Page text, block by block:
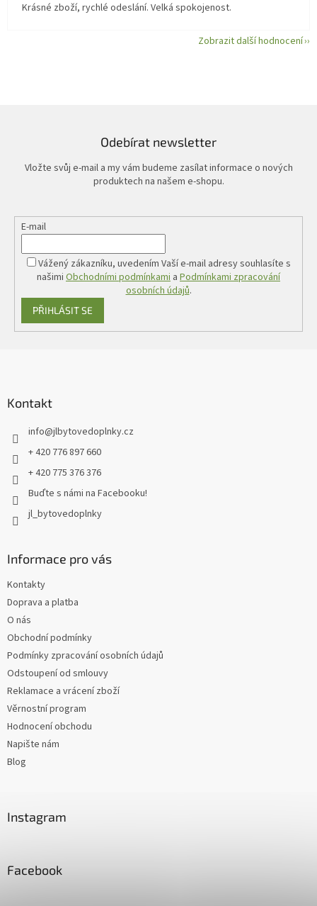
Krásné zboží, rychlé odeslání. Velká spokojenost.
Zobrazit další hodnocení
Odebírat newsletter
Vložte svůj e-mail a my vám budeme zasílat informace o nových
produktech na našem e-shopu.
E-mail
Vážený zákazníku, uvedením Vaší e-mail adresy souhlasíte s
našimi Obchodními podmínkami a Podmínkami zpracování
osobních údajů.
PŘIHLÁSIT SE
Kontakt
info@jlbytovedoplnky.cz
+ 420 776 897 660
+ 420 775 376 376
Buďte s námi na Facebooku!
jl_bytovedoplnky
Informace pro vás
Kontakty
Doprava a platba
O nás
Obchodní podmínky
Podmínky zpracování osobních údajů
Odstoupení od smlouvy
Reklamace a vrácení zboží
Věrnostní program
Hodnocení obchodu
Napište nám
Blog
Instagram
Facebook